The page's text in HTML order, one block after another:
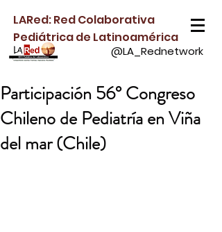
LARed: Red Colaborativa
Pediátrica de Latinoamérica
@LA_Rednetwork
Participación 56° Congreso
Chileno de Pediatría en Viña
del mar (Chile)